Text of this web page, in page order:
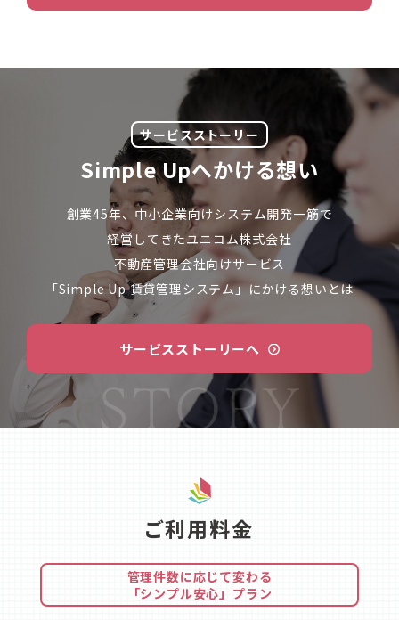
サービスストーリー
Simple Upへかける想い
創業45年、中小企業向けシステム開発一筋で
経営してきたユニコム株式会社
不動産管理会社向けサービス
「Simple Up 賃貸管理システム」にかける想いとは
サービスストーリーへ
ご利用料金
管理件数に応じて変わる
「シンプル安心」プラン